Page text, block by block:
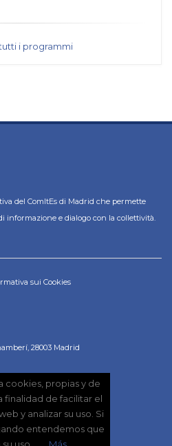
i programmi
del ComItEs di Madrid che permette
informazione e dialogo con la collettività.
sui Cookies
28003 Madrid
Tutti i diritti riservati.
cookies, propias y de
finalidad de facilitar el
y analizar su uso. Si
entendemos que